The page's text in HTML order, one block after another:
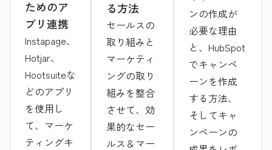
ためのア
プリ連携
Instapage、
Hotjar、
Hootsuiteな
どのアプリ
を使用し
て、マーケ
ティングキ
る方法
セールスの
取り組みと
マーケティ
ングの取り
組みを整合
させて、効
果的なセー
ルス＆マー
ンの作成が
必要な理由
と、HubSpot
でキャンペ
ーンを作成
する方法、
そしてキャ
ンペーンの